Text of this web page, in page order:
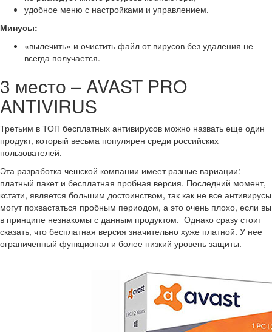
удобное меню с настройками и управлением.
Минусы:
«вылечить» и очистить файл от вирусов без удаления не
всегда получается.
3 место – AVAST PRO
ANTIVIRUS
Третьим в ТОП бесплатных антивирусов можно назвать еще один
продукт, который весьма популярен среди российских
пользователей.
Эта разработка чешской компании имеет разные вариации:
платный пакет и бесплатная пробная версия. Последний момент,
кстати, является большим достоинством, так как не все антивирусы
могут похвастаться пробным периодом, а это очень плохо, если вы
в принципе незнакомы с данным продуктом. Однако сразу стоит
сказать, что бесплатная версия значительно хуже платной. У нее
ограниченный функционал и более низкий уровень защиты.